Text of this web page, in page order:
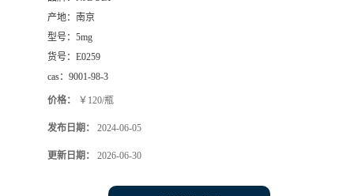
产地： 南京
型号： 5mg
货号： E0259
cas： 9001-98-3
价格： ￥120/瓶
发布日期： 2024-06-05
更新日期： 2026-06-30